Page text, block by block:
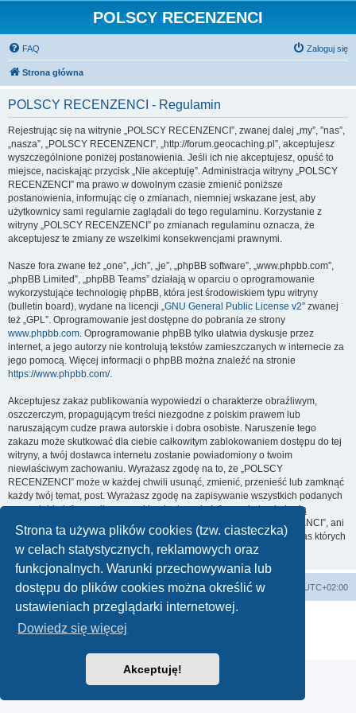
Strona ta używa plików cookies (tzw. ciasteczka)
w celach statystycznych, reklamowych oraz
funkcjonalnych. Warunki przechowywania lub
dostępu do plików cookies można określić w
ustawieniach przeglądarki internetowej.
Dowiedz się więcej
Akceptuję!
POLSCY RECENZENCI
FAQ Zaloguj się
Strona główna
POLSCY RECENZENCI - Regulamin
Rejestrując się na witrynie „POLSCY RECENZENCI”, zwanej dalej „my”, ”nas”,
„nasza”, „POLSCY RECENZENCI”, „http://forum.geocaching.pl”, akceptujesz
wyszczególnione poniżej postanowienia. Jeśli ich nie akceptujesz, opuść to
miejsce, naciskając przycisk „Nie akceptuję”. Administracja witryny „POLSCY
RECENZENCI” ma prawo w dowolnym czasie zmienić poniższe
postanowienia, informując cię o zmianach, niemniej wskazane jest, aby
użytkownicy sami regularnie zaglądali do tego regulaminu. Korzystanie z
witryny „POLSCY RECENZENCI” po zmianach regulaminu oznacza, że
akceptujesz te zmiany ze wszelkimi konsekwencjami prawnymi.
Nasze fora zwane też „one”, „ich”, „je”, „phpBB software”, „www.phpbb.com”,
„phpBB Limited”, „phpBB Teams” działają w oparciu o oprogramowanie
wykorzystujące technologię phpBB, która jest środowiskiem typu witryny
(bulletin board), wydane na licencji „GNU General Public License v2” zwanej
też „GPL”. Oprogramowanie jest dostępne do pobrania ze strony
www.phpbb.com. Oprogramowanie phpBB tylko ułatwia dyskusje przez
internet, a jego autorzy nie kontrolują tekstów zamieszczanych w internecie za
jego pomocą. Więcej informacji o phpBB można znaleźć na stronie
https://www.phpbb.com/.
Akceptujesz zakaz publikowania wypowiedzi o charakterze obraźliwym,
oszczerczym, propagującym treści niezgodne z polskim prawem lub
naruszającym cudze prawa autorskie i dobra osobiste. Naruszenie tego
zakazu może skutkować dla ciebie całkowitym zablokowaniem dostępu do tej
witryny, a twój dostawca internetu zostanie powiadomiony o twoim
niewłaściwym zachowaniu. Wyrażasz zgodę na to, że „POLSCY
RECENZENCI” może w każdej chwili usunąć, zmienić, przenieść lub zamknąć
każdy twój temat, post. Wyrażasz zgodę na zapisywanie wszystkich podanych
przez ciebie informacji w naszej bazie danych. Informacje te nie będą
przekazywane nikomu bez twojej zgody, ale ani „POLSCY RECENZENCI”, ani
phpBB nie ponosi odpowiedzialności za włamania do witryny, podczas których
może dojść do kradzieży danych.
Strona główna Strefa czasowa UTC+02:00
Usuń ciasteczka witryny
Technologię dostarcza
® Forum Software © phpBB Limited
Polski pakiet językowy dostarcza